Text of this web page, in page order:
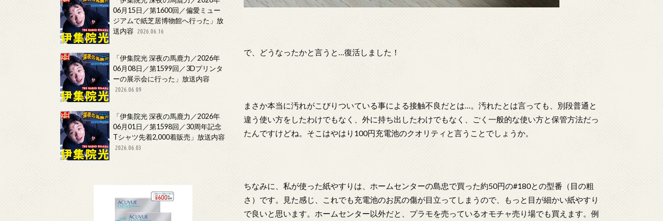
で、どうなったかと言うと…復活しました！
まさか本当に汚れがこびりついている事による接触不良だとは…。汚れたとは言っても、別段普通と
違う使い方をしたわけでもなく、外に持ち出したわけでもなく、ごく一般的な使い方と保管方法だっ
たんですけどね。そこはやはり100円充電池のクオリティと言うことでしょうか。
ちなみに、私が使った紙やすりは、ホームセンターの島忠で買った約50円の#180との型番（目の粗
さ）です。見た感じ、これでも充電池のお尻の傷が目立ってしまうので、もっと目が細かい紙やすり
で良いと思います。ホームセンター以外だと、プラモを売っているオモチャ売り場でも買えます。例
06月15日／第1600回／偏愛ミュー
ジアムで紙芝居博物館へ行った」放
送内容
2026.06.16
「伊集院光 深夜の馬鹿力／2026年
06月08日／第1599回／3Dプリンタ
ーの展示会に行った」放送内容
2026.06.09
「伊集院光 深夜の馬鹿力／2026年
06月01日／第1598回／30周年記念
Tシャツ先着2,000着販売」放送内容
2026.06.03